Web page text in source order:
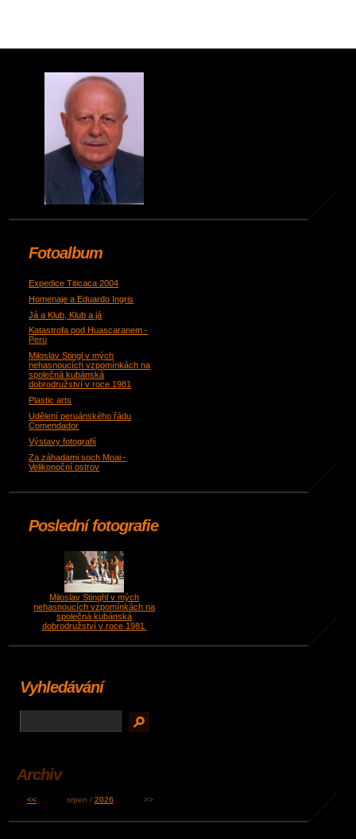
Fotoalbum
Expedice Titicaca 2004
Homenaje a Eduardo Ingris
Já a Klub, Klub a já
Katastrofa pod Huascaranem -
Peru
Miloslav Stingl v mých
nehasnoucích vzpomínkách na
společná kubánská
dobrodružství v roce 1981
Plastic arts
Udělení peruánského řádu
Comendador
Výstavy fotografií
Za záhadami soch Moai -
Velikonoční ostrov
Poslední fotografie
Miloslav Stinghl v mých
nehasnoucích vzpomínkách na
společná kubánská
dobrodružství v roce 1981.
Vyhledávání
Archiv
<< srpen / 2026 >>